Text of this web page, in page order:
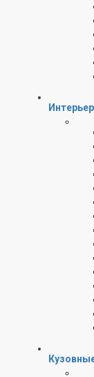
Интерьер